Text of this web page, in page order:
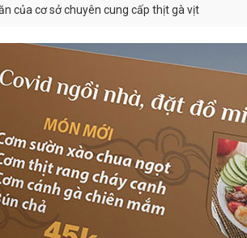
của cơ sở chuyên cung cấp thịt gà vịt